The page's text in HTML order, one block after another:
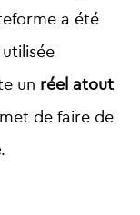
a été
un réel atout
de faire de
.